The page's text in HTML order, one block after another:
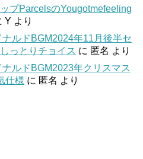
プParcelsのYougotmefeeling
Y より
ルドBGM2024年11月後半セ
っとりチョイス に 匿名 より
ルドBGM2023年クリスマス
仕様 に 匿名 より